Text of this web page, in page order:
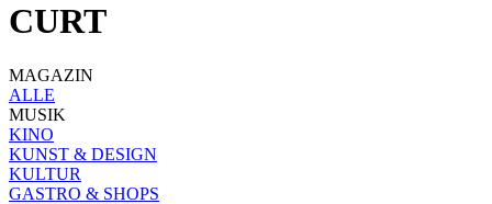
CURT
MAGAZIN
ALLE
MUSIK
KINO
KUNST & DESIGN
KULTUR
GASTRO & SHOPS